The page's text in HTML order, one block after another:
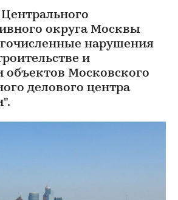
округа Москвы
нарушения
и
объектов Московского
делового центра